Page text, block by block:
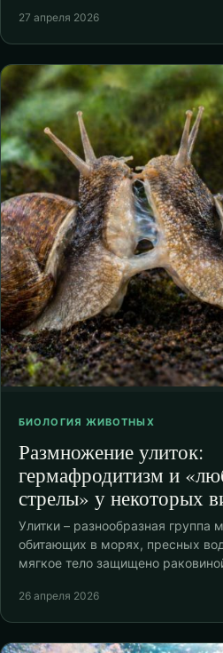
27 апреля 2026
БИОЛОГИЯ ЖИВОТНЫХ
Размножение улиток:
гермафродитизм и
стрелы» у некоторых
Улитки – разнообразная группа
обитающих в морях, пресных
мягкое тело защищено
26 апреля 2026